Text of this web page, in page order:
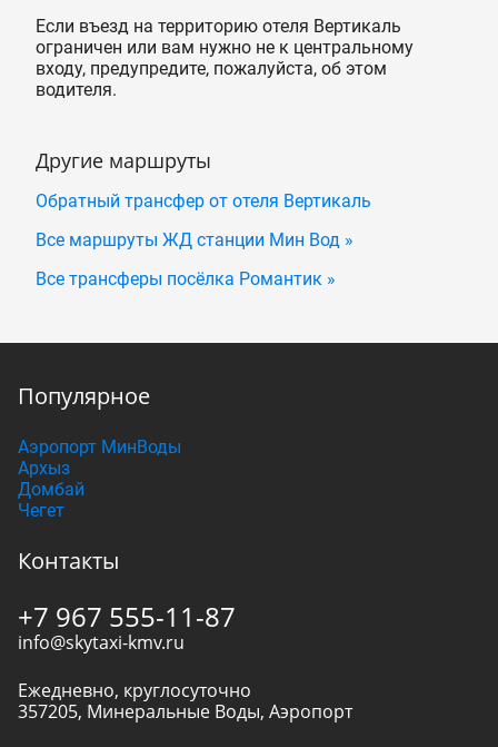
Если въезд на территорию отеля Вертикаль
ограничен или вам нужно не к центральному
входу, предупредите, пожалуйста, об этом
водителя.
Другие маршруты
Обратный трансфер от отеля Вертикаль
Все маршруты ЖД станции Мин Вод »
Все трансферы посёлка Романтик »
Популярное
Аэропорт МинВоды
Архыз
Домбай
Чегет
Контакты
+7 967 555-11-87
info@skytaxi-kmv.ru
Ежедневно, круглосуточно
357205, Минеральные Воды, Аэропорт